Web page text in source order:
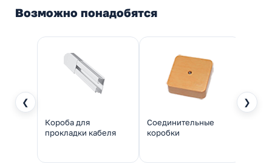
Возможно понадобятся
❮ ❯
Короба для
прокладки кабеля
Соединительные
коробки